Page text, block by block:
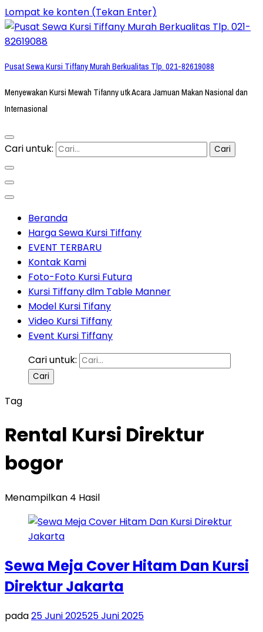
Lompat ke konten (Tekan Enter)
Pusat Sewa Kursi Tiffany Murah Berkualitas Tlp. 021-82619088
Menyewakan Kursi Mewah Tifanny utk Acara Jamuan Makan Nasional dan
Internasional
Cari untuk:
Beranda
Harga Sewa Kursi Tiffany
EVENT TERBARU
Kontak Kami
Foto-Foto Kursi Futura
Kursi Tiffany dlm Table Manner
Model Kursi Tifany
Video Kursi Tiffany
Event Kursi Tiffany
Cari untuk:
Tag
Rental Kursi Direktur
bogor
Menampilkan 4 Hasil
Sewa Meja Cover Hitam Dan Kursi
Direktur Jakarta
pada25 Juni 202525 Juni 2025